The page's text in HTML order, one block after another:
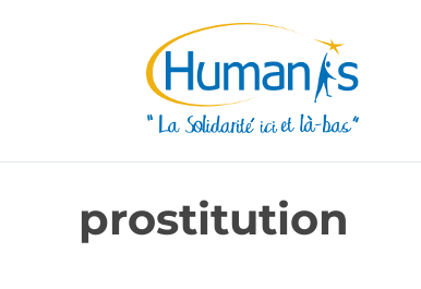
prostitution